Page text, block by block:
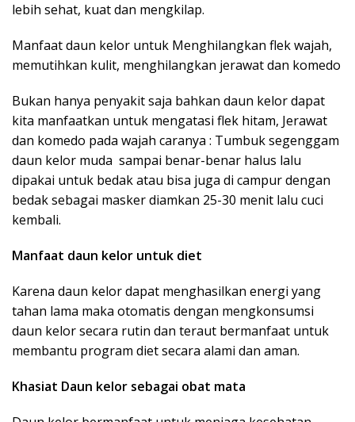
lebih sehat, kuat dan mengkilap.
Manfaat daun kelor untuk Menghilangkan flek wajah,
memutihkan kulit, menghilangkan jerawat dan komedo
Bukan hanya penyakit saja bahkan daun kelor dapat
kita manfaatkan untuk mengatasi flek hitam, Jerawat
dan komedo pada wajah caranya : Tumbuk segenggam
daun kelor muda sampai benar-benar halus lalu
dipakai untuk bedak atau bisa juga di campur dengan
bedak sebagai masker diamkan 25-30 menit lalu cuci
kembali.
Manfaat daun kelor untuk diet
Karena daun kelor dapat menghasilkan energi yang
tahan lama maka otomatis dengan mengkonsumsi
daun kelor secara rutin dan teraut bermanfaat untuk
membantu program diet secara alami dan aman.
Khasiat Daun kelor sebagai obat mata